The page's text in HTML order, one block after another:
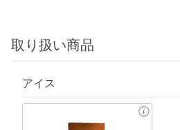
取り扱い商品
アイス